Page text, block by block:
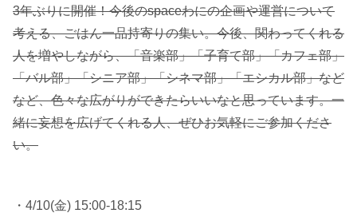
3年ぶりに開催！今後のspaceわにの企画や運営について
考える、ごはん一品持寄りの集い。今後、関わってくれる
人を増やしながら、「音楽部」「子育て部」「カフェ部」
「バル部」「シニア部」「シネマ部」「エシカル部」など
など、色々な広がりができたらいいなと思っています。一
緒に妄想を広げてくれる人、ぜひお気軽にご参加くださ
い。
・4/10(金) 15:00-18:15